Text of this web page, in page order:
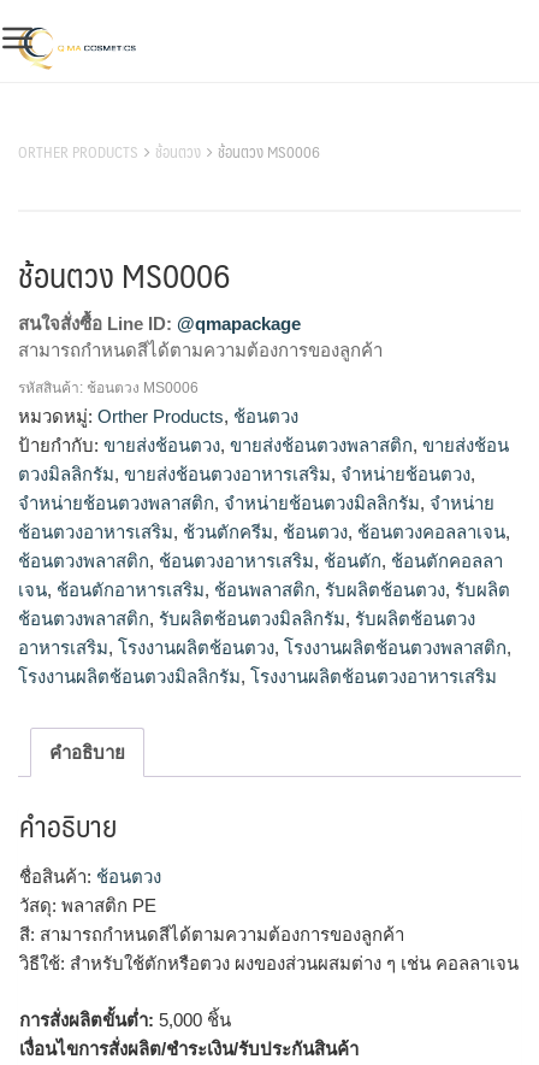
to
content
ORTHER PRODUCTS ช้อนตวง ช้อนตวง MS0006
ช้อนตวง MS0006
สนใจสั่งซื้อ Line ID: @qmapackage
สามารถกำหนดสีได้ตามความต้องการของลูกค้า
ขายส่งช้อนตวง, ขายส่งช้อนตวงพลาสติก, ขายส่งช้อนตวง
มิลลิกรัม, ขายส่งช้อนตวงอาหารเสริม, จำหน่ายช้อนตวง, จำหน่าย
ช้อนตวงพลาสติก, จำหน่ายช้อนตวงมิลลิกรัม, จำหน่ายช้อนตวง
อาหารเสริม, ช้อนตวง, ช้อนตวงคอลลาเจน, ช้อนตวงอาหารเสริม,
ช้อนตัก, ช้อนตักคอลลาเจน, ช้อนตักอาหารเสริม, รับผลิตช้อนตวง,
รับผลิตช้อนตวงพลาสติก, รับผลิตช้อนตวงมิลลิกรัม, รับผลิตช้อน
ตวงอาหารเสริม, โรงงานผลิตช้อนตวง, โรงงานผลิตช้อนตวง
พลาสติก, โรงงานผลิตช้อนตวงมิลลิกรัม, โรงงานผลิตช้อนตวง
อาหารเสริม
รหัสสินค้า: ช้อนตวง MS0006
หมวดหมู่: Orther Products, ช้อนตวง
ป้ายกำกับ: ขายส่งช้อนตวง, ขายส่งช้อนตวงพลาสติก, ขายส่งช้อน
ตวงมิลลิกรัม, ขายส่งช้อนตวงอาหารเสริม, จำหน่ายช้อนตวง,
จำหน่ายช้อนตวงพลาสติก, จำหน่ายช้อนตวงมิลลิกรัม, จำหน่าย
ช้อนตวงอาหารเสริม, ช้วนตักครีม, ช้อนตวง, ช้อนตวงคอลลาเจน,
ช้อนตวงพลาสติก, ช้อนตวงอาหารเสริม, ช้อนตัก, ช้อนตักคอลลา
เจน, ช้อนตักอาหารเสริม, ช้อนพลาสติก, รับผลิตช้อนตวง, รับผลิต
ช้อนตวงพลาสติก, รับผลิตช้อนตวงมิลลิกรัม, รับผลิตช้อนตวง
อาหารเสริม, โรงงานผลิตช้อนตวง, โรงงานผลิตช้อนตวงพลาสติก,
โรงงานผลิตช้อนตวงมิลลิกรัม, โรงงานผลิตช้อนตวงอาหารเสริม
คำอธิบาย
คำอธิบาย
ชื่อสินค้า: ช้อนตวง
วัสดุ: พลาสติก PE
สี: สามารถกำหนดสีได้ตามความต้องการของลูกค้า
วิธีใช้: สำหรับใช้ตักหรือตวง ผงของส่วนผสมต่าง ๆ เช่น คอลลาเจน
การสั่งผลิตขั้นต่ำ: 5,000 ชิ้น
เงื่อนไขการสั่งผลิต/ชำระเงิน/รับประกันสินค้า